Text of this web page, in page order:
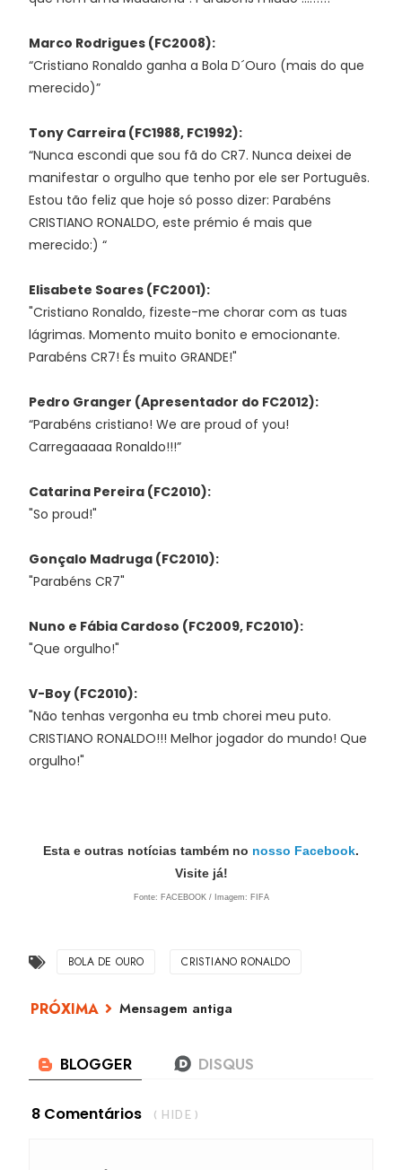
Marco Rodrigues (FC2008):
“Cristiano Ronaldo ganha a Bola D´Ouro (mais do que
merecido)”
Tony Carreira (FC1988, FC1992):
“Nunca escondi que sou fã do CR7. Nunca deixei de
manifestar o orgulho que tenho por ele ser Português.
Estou tão feliz que hoje só posso dizer: Parabéns
CRISTIANO RONALDO, este prémio é mais que
merecido:) “
Elisabete Soares (FC2001):
"Cristiano Ronaldo, fizeste-me chorar com as tuas
lágrimas. Momento muito bonito e emocionante.
Parabéns CR7! És muito GRANDE!"
Pedro Granger (Apresentador do FC2012):
“Parabéns cristiano! We are proud of you!
Carregaaaaa Ronaldo!!!”
Catarina Pereira (FC2010):
"So proud!"
Gonçalo Madruga (FC2010):
"Parabéns CR7"
Nuno e Fábia Cardoso (FC2009, FC2010):
"Que orgulho!"
V-Boy (FC2010):
"Não tenhas vergonha eu tmb chorei meu puto.
CRISTIANO RONALDO!!! Melhor jogador do mundo! Que
orgulho!"
Esta e outras notícias também no nosso Facebook.
Visite já!
Fonte: FACEBOOK / Imagem: FIFA
BOLA DE OURO CRISTIANO RONALDO
Mensagem antiga
8 Comentários ( HIDE )